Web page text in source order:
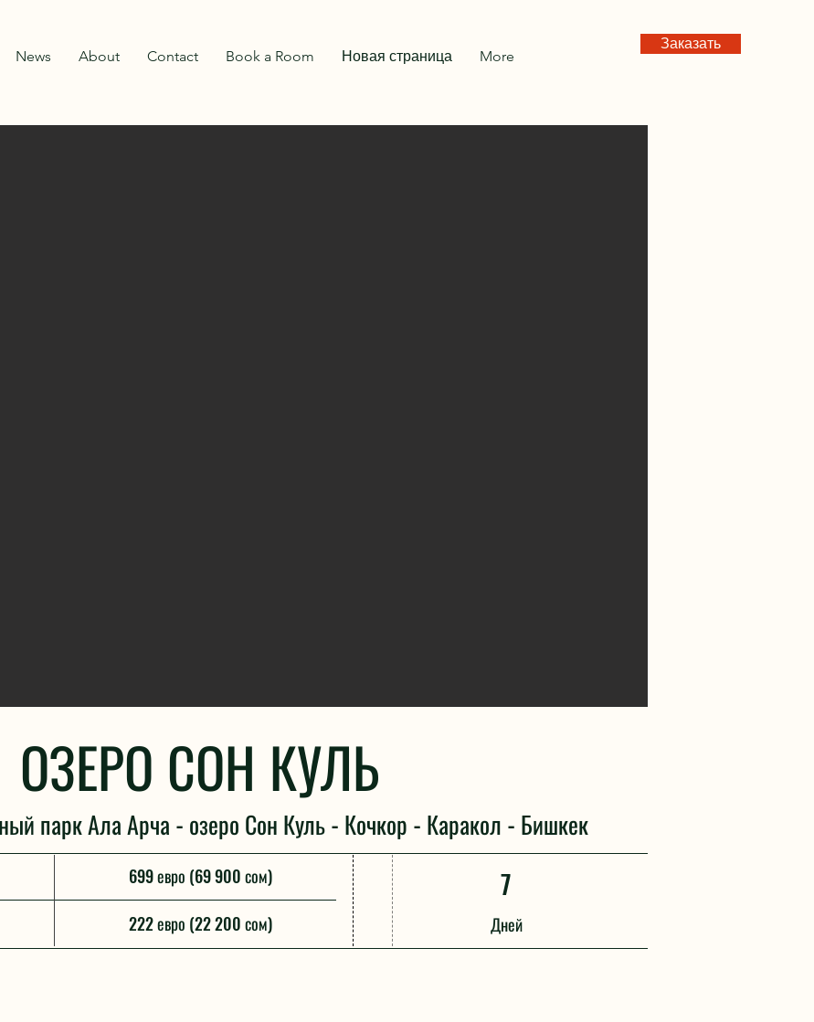
News About Contact Book a Room Новая страница More
Заказать
ОЗЕРО СОН КУЛЬ
парк Ала Арча - озеро Сон Куль - Кочкор - Каракол - Бишкек
699 евро (69 900 сом)
222 евро (22 200 сом)
7
Дней